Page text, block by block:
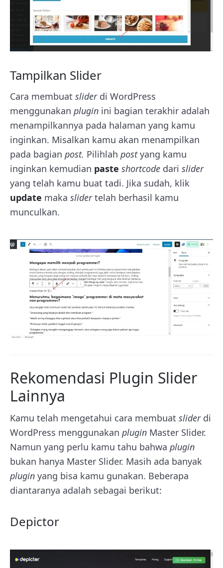
Tampilkan Slider
Cara membuat slider di WordPress
menggunakan plugin ini bagian terakhir adalah
menampilkannya pada halaman yang kamu
inginkan. Misalkan kamu akan menampilkan
pada bagian post. Pilihlah postyang kamu
inginkan kemudian paste shortcode dari slider
yang telah kamu buat tadi. Jika sudah, klik
update maka slidertelah berhasil kamu
munculkan.
Rekomendasi Plugin Slider
Lainnya
Kamu telah mengetahui cara membuat slider di
WordPress menggunakan plugin Master Slider.
Namun yang perlu kamu tahu bahwa plugin
bukan hanya Master Slider. Masih ada banyak
plugin yang bisa kamu gunakan. Beberapa
diantaranya adalah sebagai berikut:
Depictor